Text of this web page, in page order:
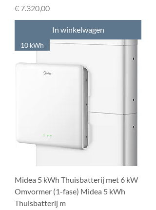
Prijs
€ 7.320,00
In winkelwagen
10 kWh
Midea 5 kWh Thuisbatterij met 6 kW
Omvormer (1-fase) Midea 5 kWh
Thuisbatterij m